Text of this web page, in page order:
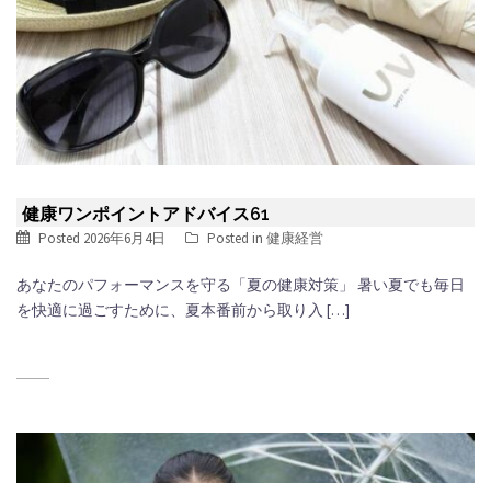
健康ワンポイントアドバイス61
Posted 2026年6月4日 Posted in 健康経営
あなたのパフォーマンスを守る「夏の健康対策」 暑い夏でも毎日
を快適に過ごすために、夏本番前から取り入 […]